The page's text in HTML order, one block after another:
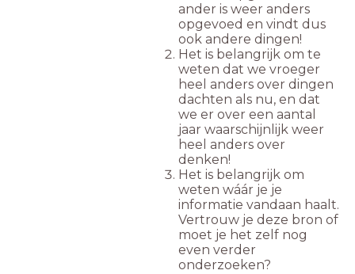
ander is weer anders
opgevoed en vindt dus
ook andere dingen!
Het is belangrijk om te
weten dat we vroeger
heel anders over dingen
dachten als nu, en dat
we er over een aantal
jaar waarschijnlijk weer
heel anders over
denken!
Het is belangrijk om
weten wáár je je
informatie vandaan haalt.
Vertrouw je deze bron of
moet je het zelf nog
even verder
onderzoeken?